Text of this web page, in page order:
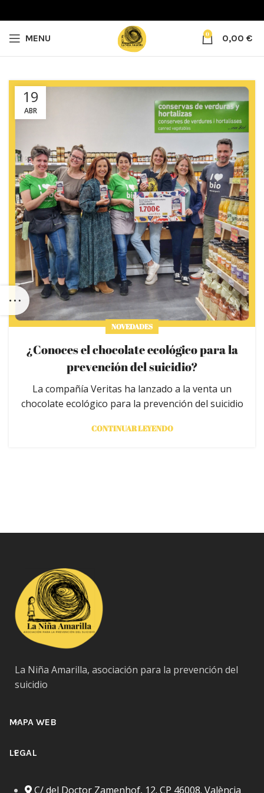
MENU 0 0,00 €
19
ABR
NOVEDADES
¿Conoces el chocolate ecológico para la
prevención del suicidio?
La compañía Veritas ha lanzado a la venta un
chocolate ecológico para la prevención del suicidio
CONTINUAR LEYENDO
La Niña Amarilla, asociación para la prevención del
suicidio
MAPA WEB
LEGAL
C/ del Doctor Zamenhof, 12. CP 46008. València